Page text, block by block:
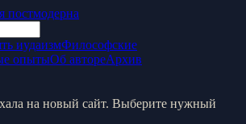
постмодерна
иудаизмФилософские
опытыОб автореАрхив
на новый сайт. Выберите нужный